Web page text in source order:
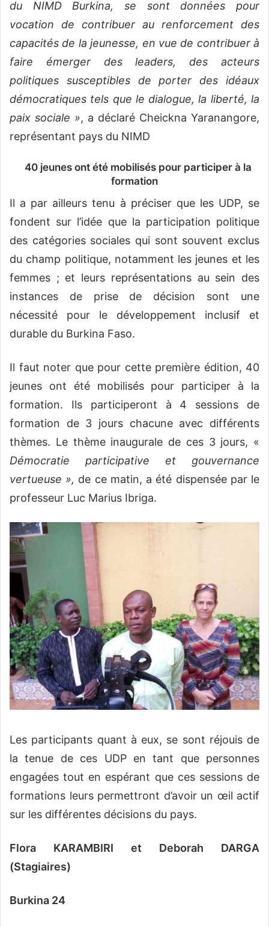
du NIMD Burkina, se sont données pour
vocation de contribuer au renforcement des
capacités de la jeunesse, en vue de contribuer à
faire émerger des leaders, des acteurs
politiques susceptibles de porter des idéaux
démocratiques tels que le dialogue, la liberté, la
paix sociale », a déclaré Cheickna Yaranangore,
représentant pays du NIMD
40 jeunes ont été mobilisés pour participer à la
formation
Il a par ailleurs tenu à préciser que les UDP, se
fondent sur l’idée que la participation politique
des catégories sociales qui sont souvent exclus
du champ politique, notamment les jeunes et les
femmes ; et leurs représentations au sein des
instances de prise de décision sont une
nécessité pour le développement inclusif et
durable du Burkina Faso.
Il faut noter que pour cette première édition, 40
jeunes ont été mobilisés pour participer à la
formation. Ils participeront à 4 sessions de
formation de 3 jours chacune avec différents
thèmes. Le thème inaugurale de ces 3 jours, «
Démocratie participative et gouvernance
vertueuse », de ce matin, a été dispensée par le
professeur Luc Marius Ibriga.
Les participants quant à eux, se sont réjouis de
la tenue de ces UDP en tant que personnes
engagées tout en espérant que ces sessions de
formations leurs permettront d’avoir un œil actif
sur les différentes décisions du pays.
Flora KARAMBIRI et Deborah DARGA
(Stagiaires)
Burkina 24